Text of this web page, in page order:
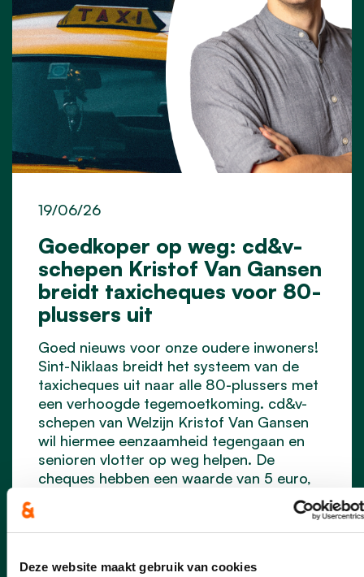
Deze website maakt gebruik van cookies
Goedkoper op weg: cd&v-
schepen Kristof Van Gansen
breidt taxicheques voor 80-
plussers uit
19/06/26
Goed nieuws voor onze oudere inwoners!
Sint-Niklaas breidt het systeem van de
taxicheques uit naar alle 80-plussers met
een verhoogde tegemoetkoming. cd&v-
schepen van Welzijn Kristof Van Gansen
wil hiermee eenzaamheid tegengaan en
senioren vlotter op weg helpen. De
cheques hebben een waarde van 5 euro,
maar kosten voor de gebruiker slechts de